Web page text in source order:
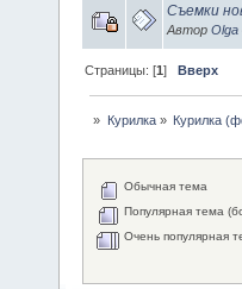
Съемки
Автор Olga
Страницы: [1]Вверх
» Курилка» Курилка
Обычная тема
Популярная тема
Очень популярная